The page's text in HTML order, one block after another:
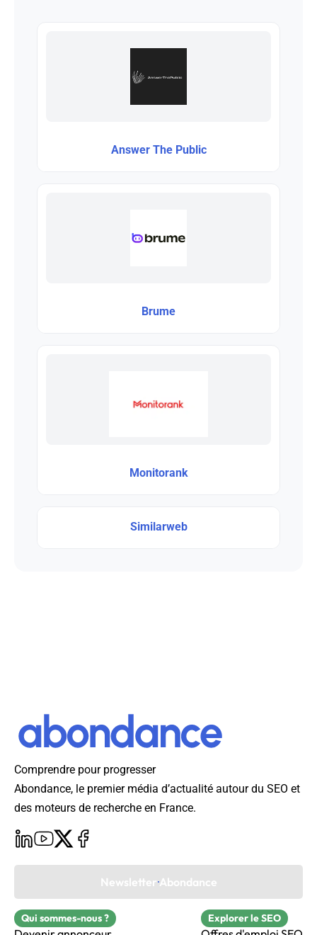
Answer The Public
Brume
Monitorank
Similarweb
Comprendre pour progresser
Abondance, le premier média d’actualité autour du SEO et
des moteurs de recherche en France.
Newsletter Abondance
Qui sommes-nous ? Explorer le SEO